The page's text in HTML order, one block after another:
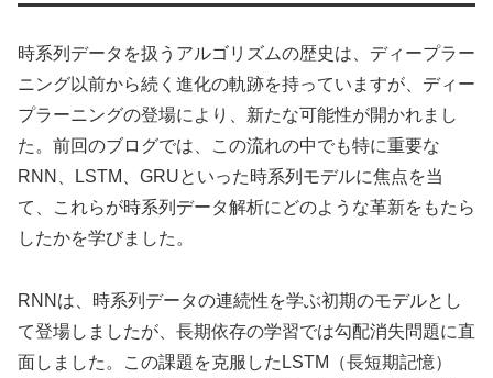
時系列データを扱うアルゴリズムの歴史は、ディープラー
ニング以前から続く進化の軌跡を持っていますが、ディー
プラーニングの登場により、新たな可能性が開かれまし
た。前回のブログでは、この流れの中でも特に重要な
RNN、LSTM、GRUといった時系列モデルに焦点を当
て、これらが時系列データ解析にどのような革新をもたら
したかを学びました。
RNNは、時系列データの連続性を学ぶ初期のモデルとし
て登場しましたが、長期依存の学習では勾配消失問題に直
面しました。この課題を克服したLSTM（長短期記憶）